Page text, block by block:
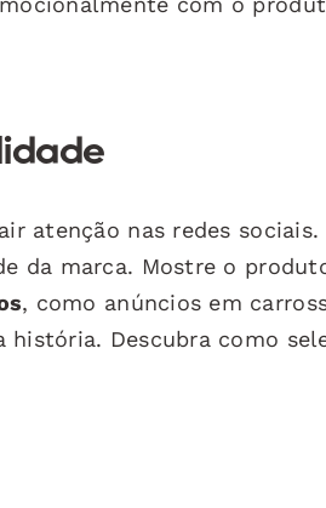
atenção nas redes
da marca. Mostre o
, como anúncios em
Descubra como